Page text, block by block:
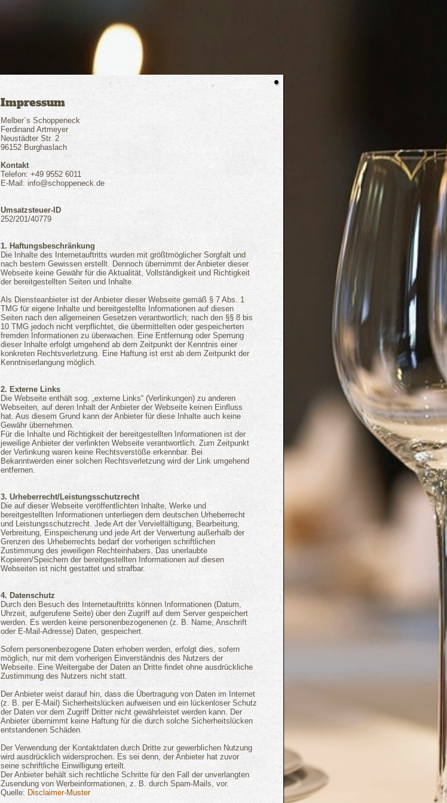
Impressum
Melber´s Schoppeneck
Ferdinand Artmeyer
Neustädter Str. 2
96152 Burghaslach
Kontakt
Telefon: +49 9552 6011
E-Mail: info@schoppeneck.de
Umsatzsteuer-ID
252/201/40779
1. Haftungsbeschränkung
Die Inhalte des Internetauftritts wurden mit größtmöglicher Sorgfalt und
nach bestem Gewissen erstellt. Dennoch übernimmt der Anbieter dieser
Webseite keine Gewähr für die Aktualität, Vollständigkeit und Richtigkeit
der bereitgestellten Seiten und Inhalte.
Als Diensteanbieter ist der Anbieter dieser Webseite gemäß § 7 Abs. 1
TMG für eigene Inhalte und bereitgestellte Informationen auf diesen
Seiten nach den allgemeinen Gesetzen verantwortlich; nach den §§ 8 bis
10 TMG jedoch nicht verpflichtet, die übermittelten oder gespeicherten
fremden Informationen zu überwachen. Eine Entfernung oder Sperrung
dieser Inhalte erfolgt umgehend ab dem Zeitpunkt der Kenntnis einer
konkreten Rechtsverletzung. Eine Haftung ist erst ab dem Zeitpunkt der
Kenntniserlangung möglich.
2. Externe Links
Die Webseite enthält sog. „externe Links“ (Verlinkungen) zu anderen
Webseiten, auf deren Inhalt der Anbieter der Webseite keinen Einfluss
hat. Aus diesem Grund kann der Anbieter für diese Inhalte auch keine
Gewähr übernehmen.
Für die Inhalte und Richtigkeit der bereitgestellten Informationen ist der
jeweilige Anbieter der verlinkten Webseite verantwortlich. Zum Zeitpunkt
der Verlinkung waren keine Rechtsverstöße erkennbar. Bei
Bekanntwerden einer solchen Rechtsverletzung wird der Link umgehend
entfernen.
3. Urheberrecht/Leistungsschutzrecht
Die auf dieser Webseite veröffentlichten Inhalte, Werke und
bereitgestellten Informationen unterliegen dem deutschen Urheberrecht
und Leistungsschutzrecht. Jede Art der Vervielfältigung, Bearbeitung,
Verbreitung, Einspeicherung und jede Art der Verwertung außerhalb der
Grenzen des Urheberrechts bedarf der vorherigen schriftlichen
Zustimmung des jeweiligen Rechteinhabers. Das unerlaubte
Kopieren/Speichern der bereitgestellten Informationen auf diesen
Webseiten ist nicht gestattet und strafbar.
4. Datenschutz
Durch den Besuch des Internetauftritts können Informationen (Datum,
Uhrzeit, aufgerufene Seite) über den Zugriff auf dem Server gespeichert
werden. Es werden keine personenbezogenenen (z. B. Name, Anschrift
oder E-Mail-Adresse) Daten, gespeichert.
Sofern personenbezogene Daten erhoben werden, erfolgt dies, sofern
möglich, nur mit dem vorherigen Einverständnis des Nutzers der
Webseite. Eine Weitergabe der Daten an Dritte findet ohne ausdrückliche
Zustimmung des Nutzers nicht statt.
Der Anbieter weist darauf hin, dass die Übertragung von Daten im Internet
(z. B. per E-Mail) Sicherheitslücken aufweisen und ein lückenloser Schutz
der Daten vor dem Zugriff Dritter nicht gewährleistet werden kann. Der
Anbieter übernimmt keine Haftung für die durch solche Sicherheitslücken
entstandenen Schäden.
Der Verwendung der Kontaktdaten durch Dritte zur gewerblichen Nutzung
wird ausdrücklich widersprochen. Es sei denn, der Anbieter hat zuvor
seine schriftliche Einwilligung erteilt.
Der Anbieter behält sich rechtliche Schritte für den Fall der unverlangten
Zusendung von Werbeinformationen, z. B. durch Spam-Mails, vor.
Quelle: Disclaimer-Muster